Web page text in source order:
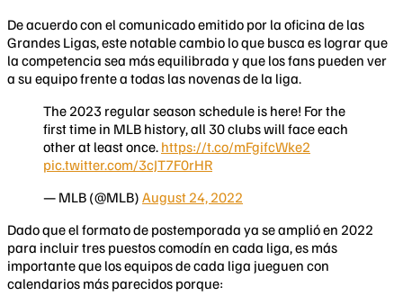
De acuerdo con el comunicado emitido por la oficina de las
Grandes Ligas, este notable cambio lo que busca es lograr que
la competencia sea más equilibrada y que los fans pueden ver
a su equipo frente a todas las novenas de la liga.
The 2023 regular season schedule is here! For the
first time in MLB history, all 30 clubs will face each
other at least once. https://t.co/mFgifcWke2
pic.twitter.com/3cJT7F0rHR
— MLB (@MLB) August 24, 2022
Dado que el formato de postemporada ya se amplió en 2022
para incluir tres puestos comodín en cada liga, es más
importante que los equipos de cada liga jueguen con
calendarios más parecidos porque: